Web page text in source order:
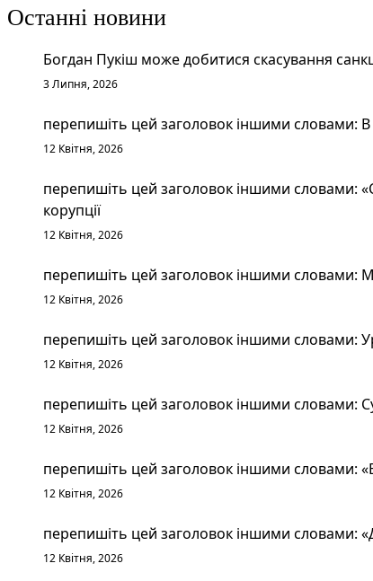
Останні новини
Богдан Пукіш може добитися скасування
3 Липня, 2026
перепишіть цей заголовок іншими словами:
12 Квітня, 2026
перепишіть цей заголовок іншими словами:
корупції
12 Квітня, 2026
перепишіть цей заголовок іншими словами:
12 Квітня, 2026
перепишіть цей заголовок іншими словами:
12 Квітня, 2026
перепишіть цей заголовок іншими словами:
12 Квітня, 2026
перепишіть цей заголовок іншими словами:
12 Квітня, 2026
перепишіть цей заголовок іншими словами:
12 Квітня, 2026